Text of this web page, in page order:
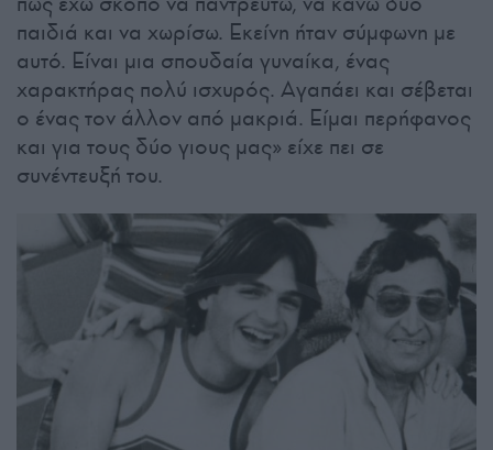
παιδιά και να χωρίσω. Εκείνη ήταν σύμφωνη με
αυτό. Είναι μια σπουδαία γυναίκα, ένας
χαρακτήρας πολύ ισχυρός. Αγαπάει και σέβεται
ο ένας τον άλλον από μακριά. Είμαι περήφανος
και για τους δύο γιους μας» είχε πει σε
συνέντευξή του.